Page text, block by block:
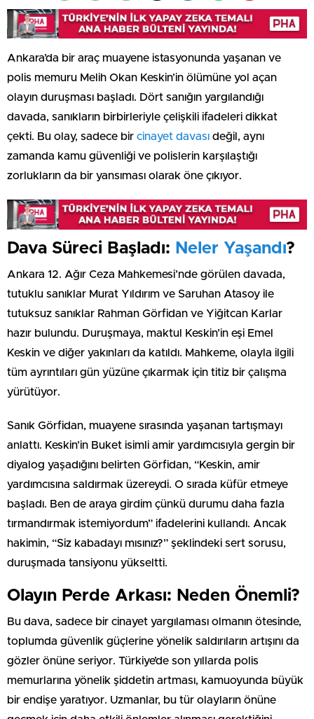
Ankara’da bir araç muayene istasyonunda yaşanan ve
polis memuru Melih Okan Keskin’in ölümüne yol açan
olayın duruşması başladı. Dört sanığın yargılandığı
davada, sanıkların birbirleriyle çelişkili ifadeleri dikkat
çekti. Bu olay, sadece bir cinayet davası değil, aynı
zamanda kamu güvenliği ve polislerin karşılaştığı
zorlukların da bir yansıması olarak öne çıkıyor.
Dava Süreci Başladı: Neler Yaşandı?
Ankara 12. Ağır Ceza Mahkemesi’nde görülen davada,
tutuklu sanıklar Murat Yıldırım ve Saruhan Atasoy ile
tutuksuz sanıklar Rahman Görfidan ve Yiğitcan Karlar
hazır bulundu. Duruşmaya, maktul Keskin’in eşi Emel
Keskin ve diğer yakınları da katıldı. Mahkeme, olayla ilgili
tüm ayrıntıları gün yüzüne çıkarmak için titiz bir çalışma
yürütüyor.
Sanık Görfidan, muayene sırasında yaşanan tartışmayı
anlattı. Keskin’in Buket isimli amir yardımcısıyla gergin bir
diyalog yaşadığını belirten Görfidan, “Keskin, amir
yardımcısına saldırmak üzereydi. O sırada küfür etmeye
başladı. Ben de araya girdim çünkü durumu daha fazla
tırmandırmak istemiyordum” ifadelerini kullandı. Ancak
hakimin, “Siz kabadayı mısınız?” şeklindeki sert sorusu,
duruşmada tansiyonu yükseltti.
Olayın Perde Arkası: Neden Önemli?
Bu dava, sadece bir cinayet yargılaması olmanın ötesinde,
toplumda güvenlik güçlerine yönelik saldırıların artışını da
gözler önüne seriyor. Türkiye’de son yıllarda polis
memurlarına yönelik şiddetin artması, kamuoyunda büyük
bir endişe yaratıyor. Uzmanlar, bu tür olayların önüne